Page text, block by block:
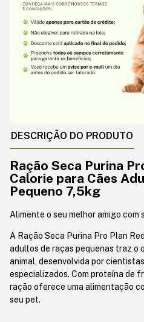
DESCRIÇÃO DO PRODUTO
Ração Seca Purina
Calorie para Cães
Pequeno 7,5kg
Alimente o seu melhor amigo com
A Ração Seca Purina Pro Plan
adultos de raças pequenas traz o
animal, desenvolvida por
especializados. Com proteína de
ração oferece uma alimentação
seu pet.